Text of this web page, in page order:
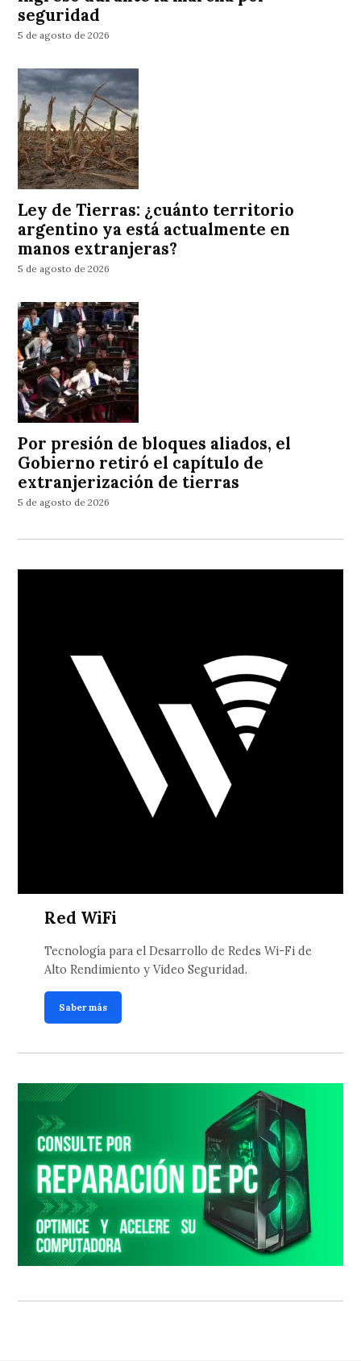
seguridad
5 de agosto de 2026
Ley de Tierras: ¿cuánto territorio
argentino ya está actualmente en
manos extranjeras?
5 de agosto de 2026
Por presión de bloques aliados, el
Gobierno retiró el capítulo de
extranjerización de tierras
5 de agosto de 2026
Red WiFi
Tecnología para el Desarrollo de Redes Wi-Fi de
Alto Rendimiento y Video Seguridad.
Saber más